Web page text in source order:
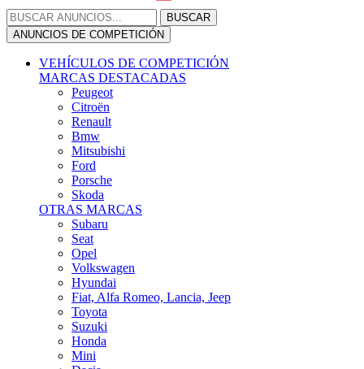
BUSCAR
ANUNCIOS DE COMPETICIÓN
VEHÍCULOS DE COMPETICIÓN
MARCAS DESTACADAS
Peugeot
Citroën
Renault
Bmw
Mitsubishi
Ford
Porsche
Skoda
OTRAS MARCAS
Subaru
Seat
Opel
Volkswagen
Hyundai
Fiat, Alfa Romeo, Lancia, Jeep
Toyota
Suzuki
Honda
Mini